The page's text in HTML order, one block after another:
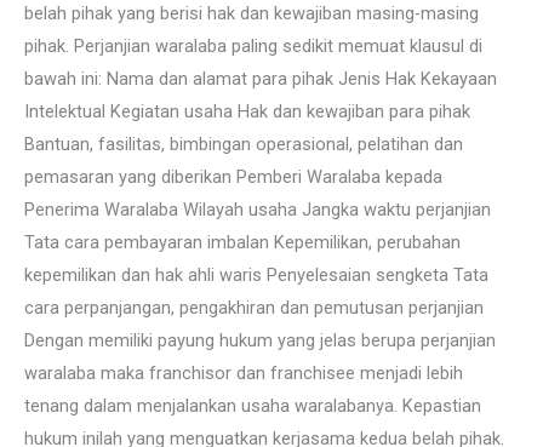
belah pihak yang berisi hak dan kewajiban masing-masing
pihak. Perjanjian waralaba paling sedikit memuat klausul di
bawah ini: Nama dan alamat para pihak Jenis Hak Kekayaan
Intelektual Kegiatan usaha Hak dan kewajiban para pihak
Bantuan, fasilitas, bimbingan operasional, pelatihan dan
pemasaran yang diberikan Pemberi Waralaba kepada
Penerima Waralaba Wilayah usaha Jangka waktu perjanjian
Tata cara pembayaran imbalan Kepemilikan, perubahan
kepemilikan dan hak ahli waris Penyelesaian sengketa Tata
cara perpanjangan, pengakhiran dan pemutusan perjanjian
Dengan memiliki payung hukum yang jelas berupa perjanjian
waralaba maka franchisor dan franchisee menjadi lebih
tenang dalam menjalankan usaha waralabanya. Kepastian
hukum inilah yang menguatkan kerjasama kedua belah pihak.